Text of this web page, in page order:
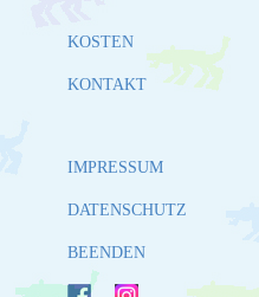
KOSTEN
KONTAKT
IMPRESSUM
DATENSCHUTZ
BEENDEN